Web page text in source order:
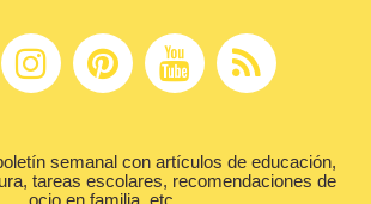
semanal con artículos de educación,
tareas escolares, recomendaciones de